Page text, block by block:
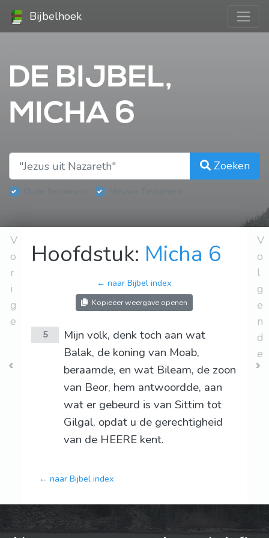
Bijbelhoek
DE BIJBEL,
MICHA 6
Zoeken
V
o
r
i
g
e
Hoofdstuk: Micha 6
← naar Bijbel index
Kopieëer weergave openen
5
Mijn volk, denk toch aan wat
Balak, de koning van Moab,
beraamde, en wat Bileam, de zoon
van Beor, hem antwoordde, aan
wat er gebeurd is van Sittim tot
Gilgal, opdat u de gerechtigheid
van de HEERE kent.
← naar Bijbel index
V
o
l
g
e
n
d
e